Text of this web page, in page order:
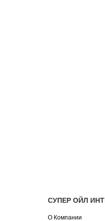
СУПЕР ОЙЛ
О Компании